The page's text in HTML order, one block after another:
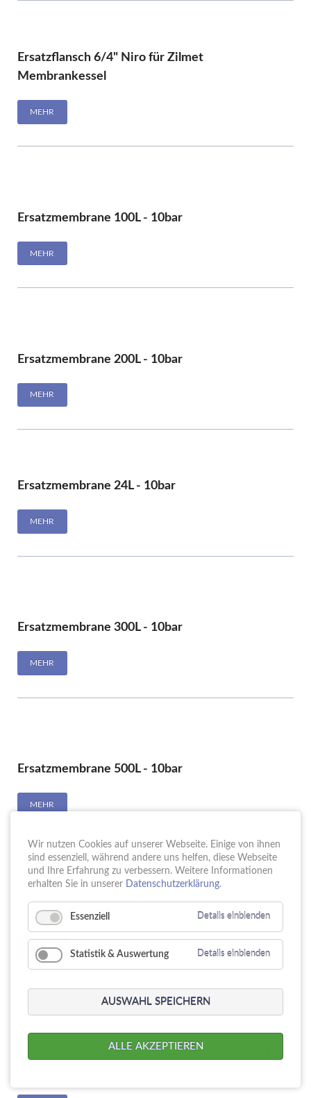
Ersatzflansch 6/4" Niro für Zilmet
Membrankessel
MEHR
Ersatzmembrane 100L - 10bar
MEHR
Ersatzmembrane 200L - 10bar
MEHR
Ersatzmembrane 24L - 10bar
MEHR
Ersatzmembrane 300L - 10bar
MEHR
Ersatzmembrane 500L - 10bar
MEHR
Ersatzmembrane 60L/80L - 10bar
MEHR
Ersatzmembrane für Druckschalter MDR 5 - 16
Wir nutzen Cookies auf unserer Webseite. Einige von ihnen
sind essenziell, während andere uns helfen, diese Webseite
und Ihre Erfahrung zu verbessern. Weitere Informationen
erhalten Sie in unserer Datenschutzerklärung.
Essenziell Details einblenden
Statistik & Auswertung Details einblenden
AUSWAHL SPEICHERN
ALLE AKZEPTIEREN